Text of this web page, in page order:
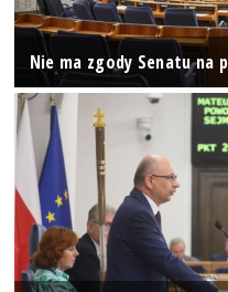
Nie ma zgody Senatu na